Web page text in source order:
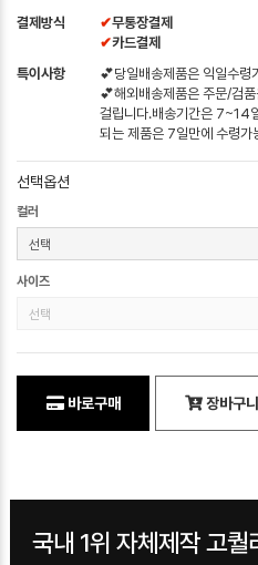
결제방식
✔무통장결제
✔카드결제
특이사항
💕당일배송제품은 익일수령
💕해외배송제품은 주문/검
걸립니다.배송기간은 7~14
되는 제품은 7일만에 수령가능
선택옵션
컬러
사이즈
바로구매 장바구니
국내 1위 자체제작 고퀄